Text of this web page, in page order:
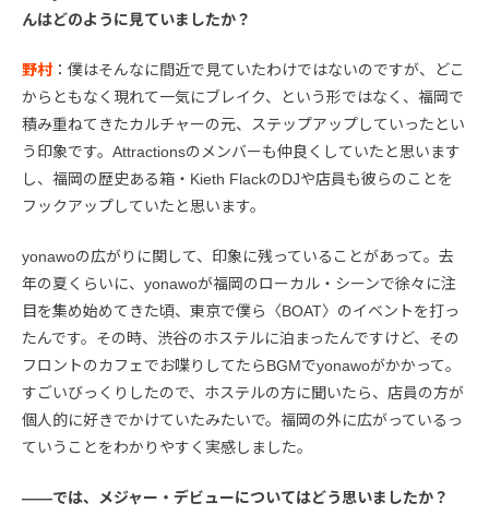
んはどのように見ていましたか？
野村：僕はそんなに間近で見ていたわけではないのですが、どこ
からともなく現れて一気にブレイク、という形ではなく、福岡で
積み重ねてきたカルチャーの元、ステップアップしていったとい
う印象です。Attractionsのメンバーも仲良くしていたと思います
し、福岡の歴史ある箱・Kieth FlackのDJや店員も彼らのことを
フックアップしていたと思います。
yonawoの広がりに関して、印象に残っていることがあって。去
年の夏くらいに、yonawoが福岡のローカル・シーンで徐々に注
目を集め始めてきた頃、東京で僕ら〈BOAT〉のイベントを打っ
たんです。その時、渋谷のホステルに泊まったんですけど、その
フロントのカフェでお喋りしてたらBGMでyonawoがかかって。
すごいびっくりしたので、ホステルの方に聞いたら、店員の方が
個人的に好きでかけていたみたいで。福岡の外に広がっているっ
ていうことをわかりやすく実感しました。
――では、メジャー・デビューについてはどう思いましたか？